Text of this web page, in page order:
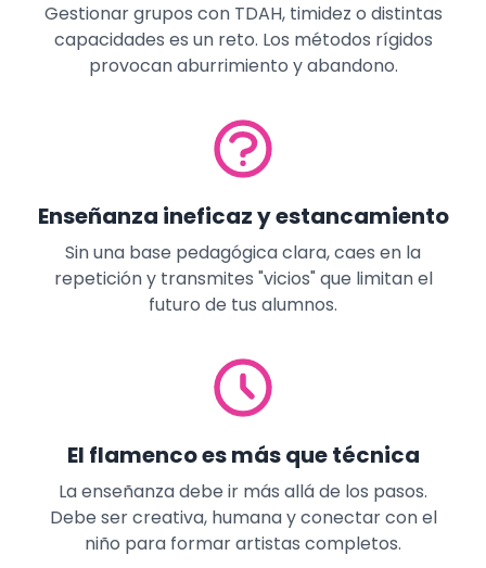
Gestionar grupos con TDAH, timidez o distintas
capacidades es un reto. Los métodos rígidos
provocan aburrimiento y abandono.
Enseñanza ineficaz y estancamiento
Sin una base pedagógica clara, caes en la
repetición y transmites "vicios" que limitan el
futuro de tus alumnos.
El flamenco es más que técnica
La enseñanza debe ir más allá de los pasos.
Debe ser creativa, humana y conectar con el
niño para formar artistas completos.